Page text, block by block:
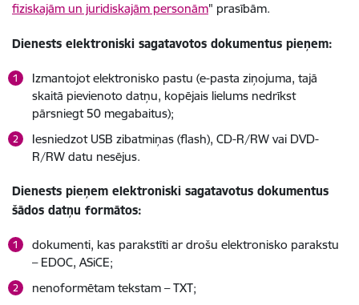
fiziskajām un juridiskajām personām" prasībām.
Dienests elektroniski sagatavotos dokumentus pieņem:
Izmantojot elektronisko pastu (e-pasta ziņojuma, tajā
skaitā pievienoto datņu, kopējais lielums nedrīkst
pārsniegt 50 megabaitus);
Iesniedzot USB zibatmiņas (flash), CD-R/RW vai DVD-
R/RW datu nesējus.
Dienests pieņem elektroniski sagatavotus dokumentus
šādos datņu formātos:
dokumenti, kas parakstīti ar drošu elektronisko parakstu
– EDOC, ASiCE;
nenoformētam tekstam – TXT;